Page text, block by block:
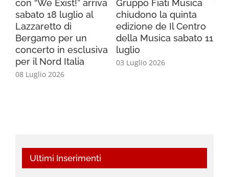
con “We Exist!” arriva
sabato 18 luglio al
Lazzaretto di
Bergamo per un
concerto in esclusiva
per il Nord Italia
08 Luglio 2026
Gruppo Fiati Musica
chiudono la quinta
edizione de Il Centro
della Musica sabato 11
luglio
03 Luglio 2026
Ultimi Inserimenti